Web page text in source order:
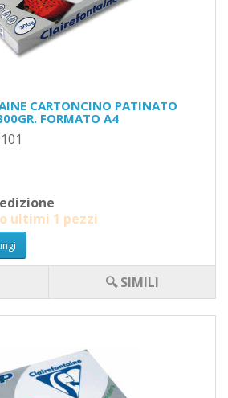
CARTONCINO PATINATO
FORMATO A4
ultimi 1 pezzi
🔍 SIMILI